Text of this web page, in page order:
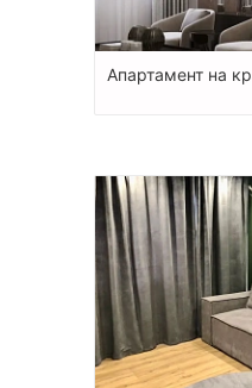
Апартамент на